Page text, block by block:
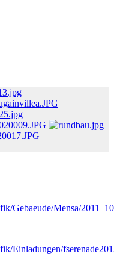
Gebaeude/Mensa/
Einladungen/